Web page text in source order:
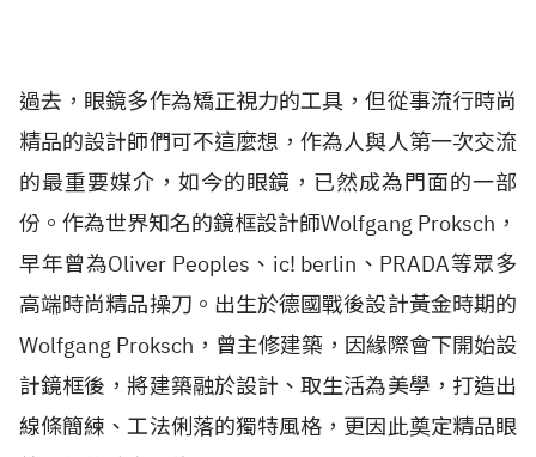
過去，眼鏡多作為矯正視力的工具，但從事流行時尚
精品的設計師們可不這麼想，作為人與人第一次交流
的最重要媒介，如今的眼鏡，已然成為門面的一部
份。作為世界知名的鏡框設計師Wolfgang Proksch，
早年曾為Oliver Peoples、ic! berlin、PRADA等眾多
高端時尚精品操刀。出生於德國戰後設計黃金時期的
Wolfgang Proksch，曾主修建築，因緣際會下開始設
計鏡框後，將建築融於設計、取生活為美學，打造出
線條簡練、工法俐落的獨特風格，更因此奠定精品眼